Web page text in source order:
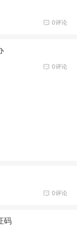
0评论
0评论
0评论
码